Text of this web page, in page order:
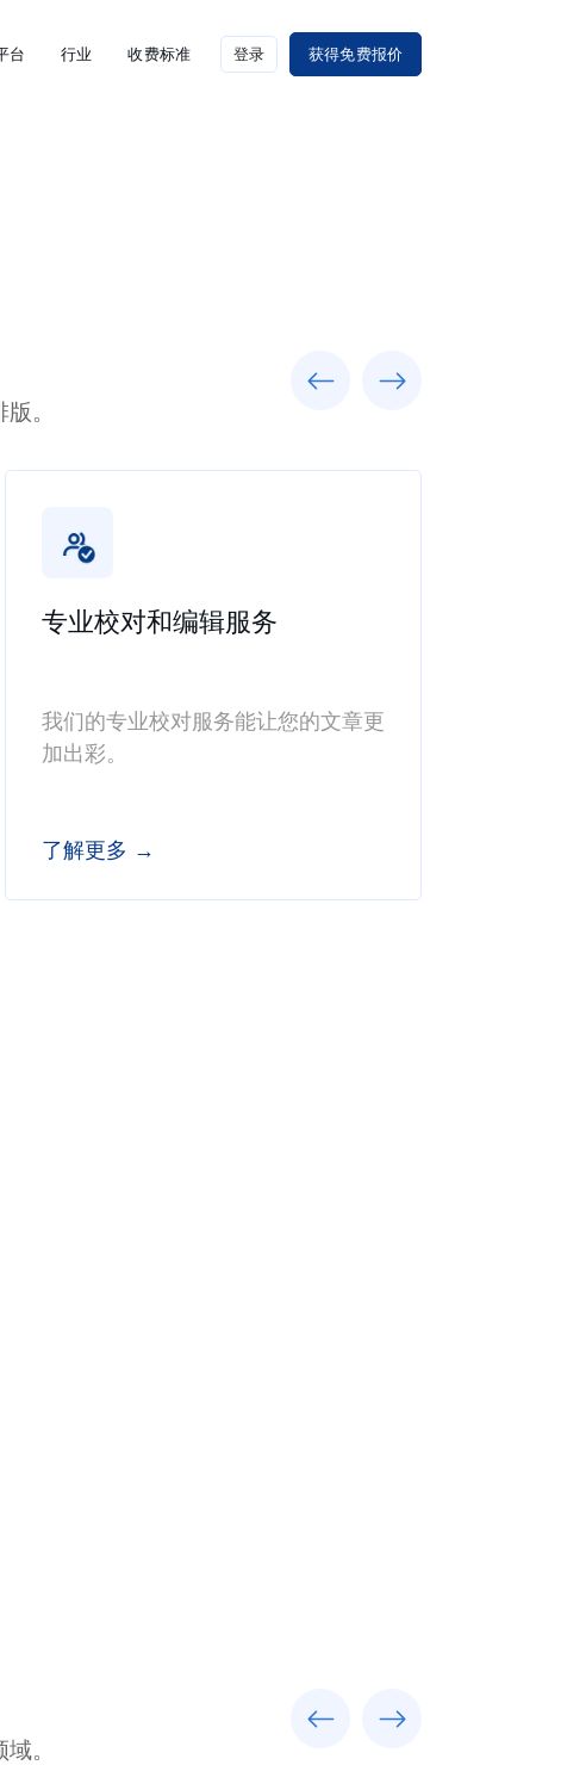
台 行业 收费标准 登录 获得免费报价
。
专业校对和编辑服务
我们的专业校对服务能让您的文章更
加出彩。
了解更多 →
。